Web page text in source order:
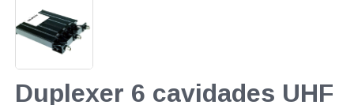
Duplexer 6 cavidades UHF